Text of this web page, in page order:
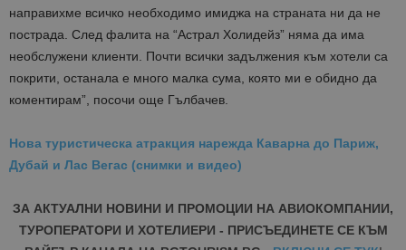
направихме всичко необходимо имиджа на страната ни да не
пострада. След фалита на “Астрал Холидейз” няма да има
необслужени клиенти. Почти всички задължения към хотели са
покрити, останала е много малка сума, която ми е обидно да
коментирам”, посочи още Гълбачев.
Нова туристическа атракция нарежда Каварна до Париж,
Дубай и Лас Вегас (снимки и видео)
ЗА АКТУАЛНИ НОВИНИ И ПРОМОЦИИ НА АВИОКОМПАНИИ,
ТУРОПЕРАТОРИ И ХОТЕЛИЕРИ - ПРИСЪЕДИНЕТЕ СЕ КЪМ